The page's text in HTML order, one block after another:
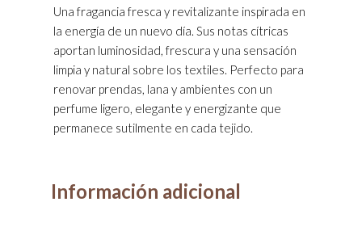
Una fragancia fresca y revitalizante inspirada en
la energía de un nuevo día. Sus notas cítricas
aportan luminosidad, frescura y una sensación
limpia y natural sobre los textiles. Perfecto para
renovar prendas, lana y ambientes con un
perfume ligero, elegante y energizante que
permanece sutilmente en cada tejido.
Información adicional